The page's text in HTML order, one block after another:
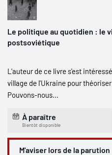
Le politique au quotidien : le
postsoviétique
L'auteur de ce livre s'est
village de l'Ukraine pour
Pouvons-nous...
À paraître
Bientôt disponible
M'aviser lors de la parution